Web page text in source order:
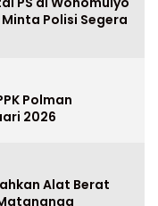
Polisi Segera
Polman
2026
Alat Berat